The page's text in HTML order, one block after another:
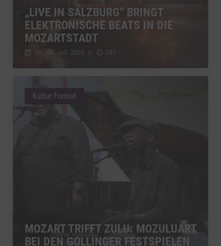
„LIVE IN SALZBURG“ BRINGT
ELEKTRONISCHE BEATS IN DIE
MOZARTSTADT
Do., 30. Juli. 2026 // 242
MOZART TRIFFT ZULU: MOZULUART
BEI DEN GOLLINGER FESTSPIELEN
Kultur Format